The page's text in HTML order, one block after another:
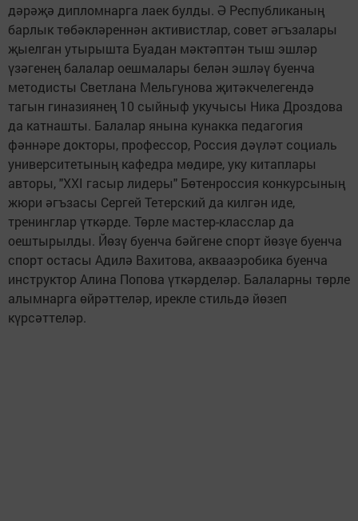
дәрәҗә дипломнарга лаек булды. Ә Республиканың
барлык төбәкләреннән активистлар, совет әгъзалары
җыелган утырышта Буадан мәктәптән тыш эшләр
үзәгенең балалар оешмалары белән эшләү буенча
методисты Светлана Мельгунова җитәкчелегендә
тагын гиназиянең 10 сыйныф укучысы Ника Дроздова
да катнашты. Балалар янына кунакка педагогия
фәннәре докторы, профессор, Россия дәүләт социаль
университетының кафедра мөдире, уку китаплары
авторы, "XXI гасыр лидеры" Бөтенроссия конкурсының
жюри әгъзасы Сергей Тетерский да килгән иде,
тренинглар үткәрде. Төрле мастер-класслар да
оештырылды. Йөзү буенча бәйгене спорт йөзүе буенча
спорт остасы Адилә Вахитова, аквааэробика буенча
инструктор Алина Попова үткәрделәр. Балаларны төрле
алымнарга өйрәттеләр, ирекле стильдә йөзеп
күрсәттеләр.